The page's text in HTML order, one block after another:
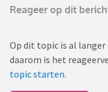
Reageer op dit
Op dit topic is al langer
daarom is het
topic starten.